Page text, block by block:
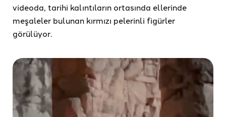
videoda, tarihi kalıntıların ortasında ellerinde
meşaleler bulunan kırmızı pelerinli figürler
görülüyor.